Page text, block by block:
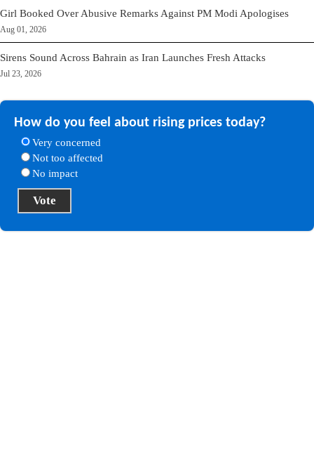
Girl Booked Over Abusive Remarks Against PM Modi Apologises
Aug 01, 2026
Sirens Sound Across Bahrain as Iran Launches Fresh Attacks
Jul 23, 2026
How do you feel about rising prices today?
Very concerned
Not too affected
No impact